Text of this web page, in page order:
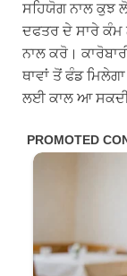
ਸਹਿਯੋਗ ਨਾਲ ਕੁਝ
ਦਫਤਰ ਦੇ ਸਾਰੇ ਕੰਮ
ਨਾਲ ਕਰੋ।
ਥਾਵਾਂ ਤੋਂ ਫੰਡ
ਲਈ ਕਾਲ ਆ